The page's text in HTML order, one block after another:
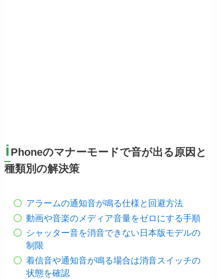
i Phoneのマナーモードで音が出る原因と
種類別の解決策
アラームの通知音が鳴る仕様と回避方法
動画や音楽のメディア音量をゼロにする手順
シャッター音を消音できない日本版モデルの
制限
着信音や通知音が鳴る場合は消音スイッチの
状態を確認